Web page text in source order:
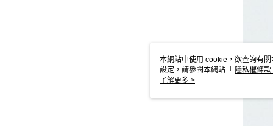
本網站中使用 cookie，欲查詢有
設定，請參閱本網站「 隱私權條款
使用 cookie。
了解更多 >